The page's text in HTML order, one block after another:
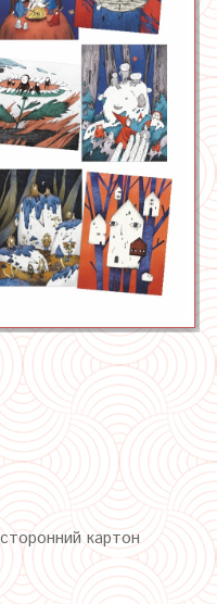
картон